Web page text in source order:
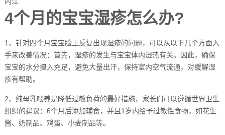
4个月的宝宝湿疹怎么办?
1、针对四个月宝宝脸上反复出现湿疹的问题，可以从以下几个方面入
手来改善情况：首先，湿疹的发生与宝宝体内湿热有关。因此，确保
宝宝的水分摄入充足，避免大量出汗，保持室内空气流通，对缓解湿
疹有帮助。
2、纯母乳喂养是降低过敏负荷的最好措施，家长们可以遵循世界卫生
组织的建议：6个月后添加辅食，并且1岁内给予过敏性食物，如花生
酱、奶制品、鸡蛋、小麦制品等。